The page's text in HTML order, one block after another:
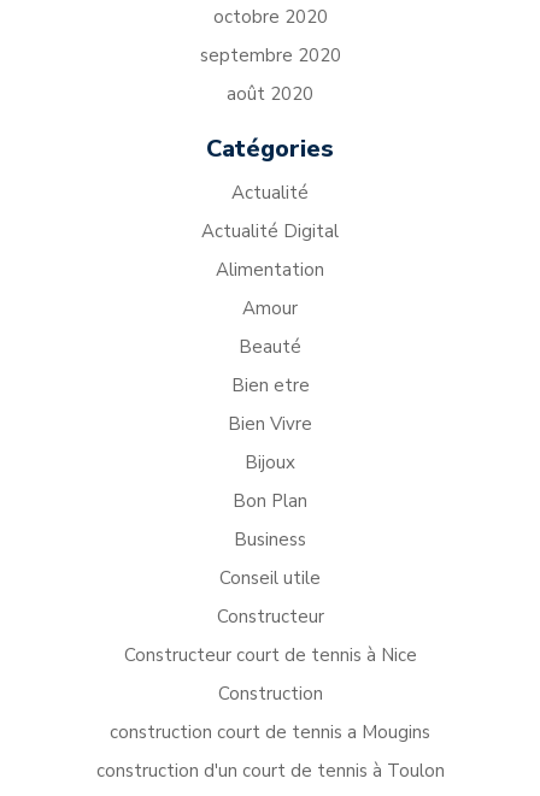
octobre 2020
septembre 2020
août 2020
Catégories
Actualité
Actualité Digital
Alimentation
Amour
Beauté
Bien etre
Bien Vivre
Bijoux
Bon Plan
Business
Conseil utile
Constructeur
Constructeur court de tennis à Nice
Construction
construction court de tennis a Mougins
construction d'un court de tennis à Toulon